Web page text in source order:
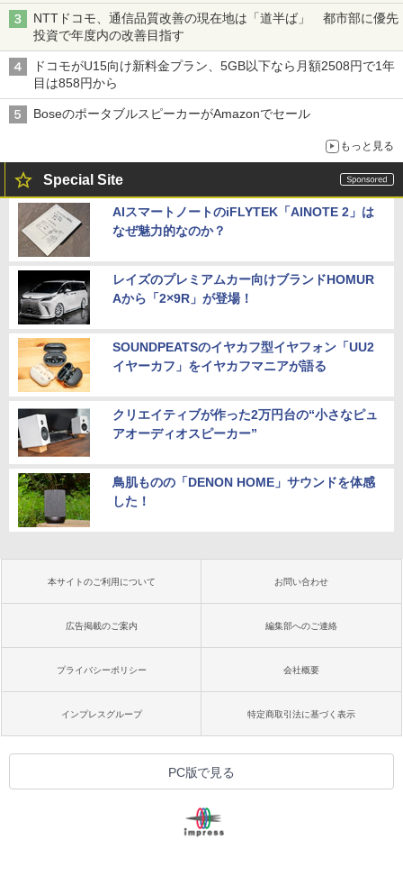
NTTドコモ、通信品質改善の現在地は「道半ば」 都市部に優先
投資で年度内の改善目指す
ドコモがU15向け新料金プラン、5GB以下なら月額2508円で1年
目は858円から
BoseのポータブルスピーカーがAmazonでセール
もっと見る
Special Site
AIスマートノートのiFLYTEK「AINOTE 2」は
なぜ魅力的なのか？
レイズのプレミアムカー向けブランドHOMUR
Aから「2×9R」が登場！
SOUNDPEATSのイヤカフ型イヤフォン「UU2
イヤーカフ」をイヤカフマニアが語る
クリエイティブが作った2万円台の“小さなピュ
アオーディオスピーカー”
鳥肌ものの「DENON HOME」サウンドを体感
した！
本サイトのご利用について お問い合わせ
広告掲載のご案内 編集部へのご連絡
プライバシーポリシー 会社概要
インプレスグループ 特定商取引法に基づく表示
PC版で見る